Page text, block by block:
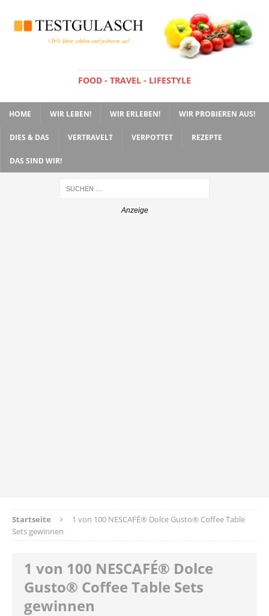
FOOD - TRAVEL - LIFESTYLE
HOME WIR LEBEN! WIR ERLEBEN! WIR PROBIEREN AUS!
DIES & DAS VERTRAVELT VERPOTTET REZEPTE
DAS SIND WIR!
Startseite
1 von 100 NESCAFÉ® Dolce Gusto® Coffee Table
Sets gewinnen
1 von 100 NESCAFÉ® Dolce
Gusto® Coffee Table Sets
gewinnen